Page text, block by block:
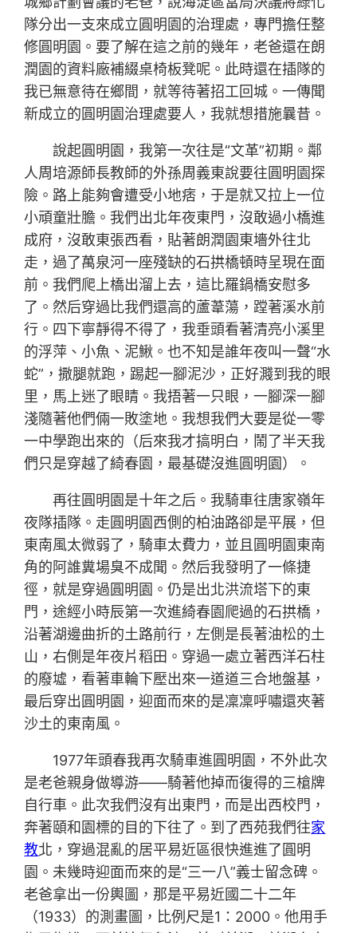
隊分出一支來成立圓明園的治理處，專門擔任整
修圓明園。要了解在這之前的幾年，老爸還在朗
潤園的資料廠補綴桌椅板凳呢。此時還在插隊的
我已無意待在鄉間，就等待著招工回城。一傳聞
新成立的圓明園治理處要人，我就想措施曩昔。
說起圓明園，我第一次往是“文革”初期。鄰
人周培源師長教師的外孫周義東說要往圓明園探
險。路上能夠會遭受小地痞，于是就又拉上一位
小頑童壯膽。我們出北年夜東門，沒敢過小橋進
成府，沒敢東張西看，貼著朗潤園東墻外往北
走，過了萬泉河一座殘缺的石拱橋頓時呈現在面
前。我們爬上橋出溜上去，這比羅鍋橋安慰多
了。然后穿過比我們還高的蘆葦蕩，蹚著溪水前
行。四下寧靜得不得了，我垂頭看著清亮小溪里
的浮萍、小魚、泥鰍。也不知是誰年夜叫一聲“水
蛇”，撒腿就跑，踢起一腳泥沙，正好濺到我的眼
里，馬上迷了眼睛。我捂著一只眼，一腳深一腳
淺隨著他們倆一敗塗地。我想我們大要是從一零
一中學跑出來的（后來我才搞明白，鬧了半天我
們只是穿越了綺春園，最基礎沒進圓明園）。
再往圓明園是十年之后。我騎車往唐家嶺年
夜隊插隊。走圓明園西側的柏油路卻是平展，但
東南風太微弱了，騎車太費力，並且圓明園東南
角的阿誰糞場臭不成聞。然后我發明了一條捷
徑，就是穿過圓明園。仍是出北洪流塔下的東
門，途經小時辰第一次進綺春園爬過的石拱橋，
沿著湖邊曲折的土路前行，左側是長著油松的土
山，右側是年夜片稻田。穿過一處立著西洋石柱
的廢墟，看著車輪下壓出來一道道三合地盤基，
最后穿出圓明園，迎面而來的是凜凜呼嘯還夾著
沙土的東南風。
1977年頭春我再次騎車進圓明園，不外此次
是老爸親身做導游——騎著他掉而復得的三槍牌
自行車。此次我們沒有出東門，而是出西校門，
奔著頤和園標的目的下往了。到了西苑我們往家
教北，穿過混亂的居平易近區很快進進了圓明
園。未幾時迎面而來的是“三一八”義士留念碑。
老爸拿出一份輿圖，那是平易近國二十二年
（1933）的測畫圖，比例尺是1：2000。他用手